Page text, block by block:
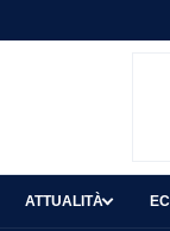
ATTUALITÀ